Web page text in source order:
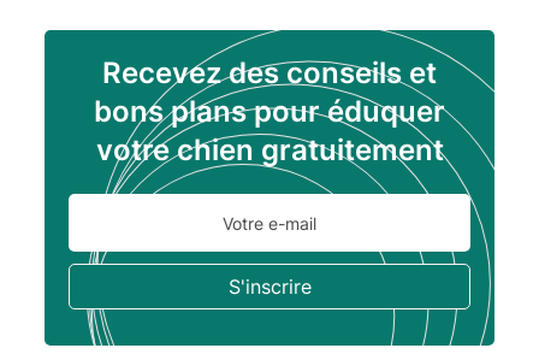
Recevez des conseils et
bons plans pour éduquer
votre chien gratuitement